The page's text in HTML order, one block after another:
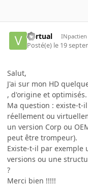
Vyrtual INpactien
Posté(e) le 19
Salut,
J'ai sur mon HD
, d'origine et optimisés.
Ma question : existe-t-
réellement ou
un version Corp ou
peut être trompeur).
Existe-t-il par
versions ou une
?
Merci bien !!!!!